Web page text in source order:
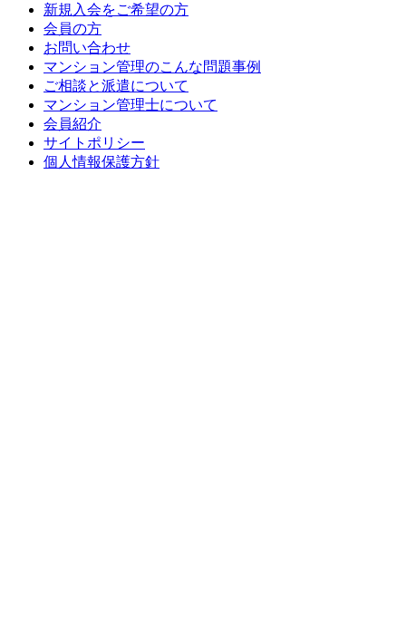
新規入会をご希望の方
会員の方
お問い合わせ
マンション管理のこんな問題事例
ご相談と派遣について
マンション管理士について
会員紹介
サイトポリシー
個人情報保護方針